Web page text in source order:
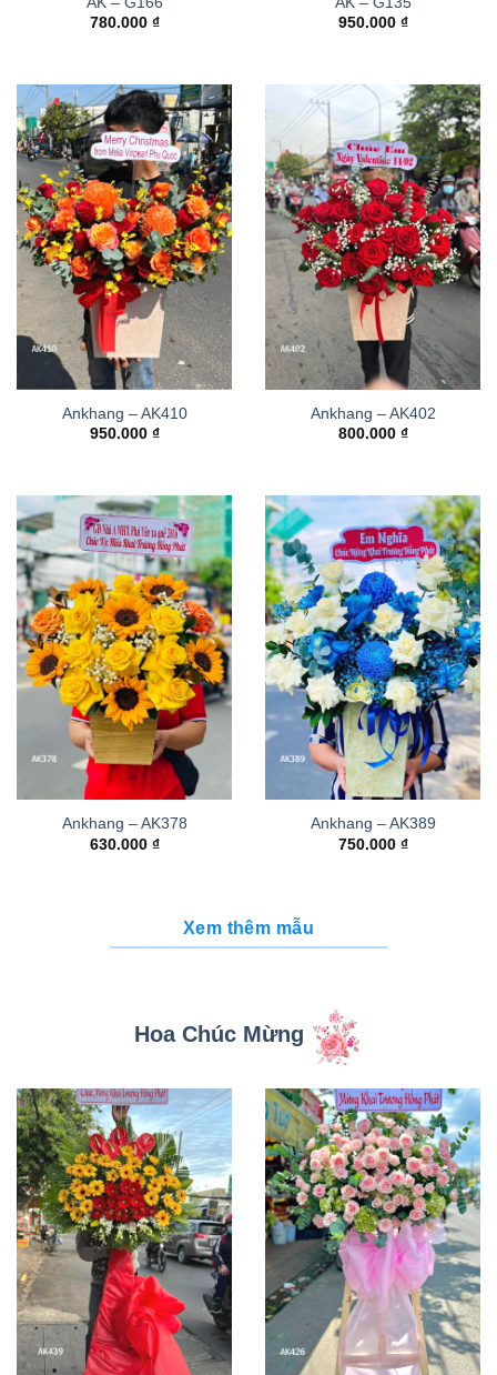
780.000 ₫
950.000 ₫
Ankhang – AK410
950.000 ₫
Ankhang – AK402
800.000 ₫
Ankhang – AK378
630.000 ₫
Ankhang – AK389
750.000 ₫
Xem thêm mẫu
Hoa Chúc Mừng